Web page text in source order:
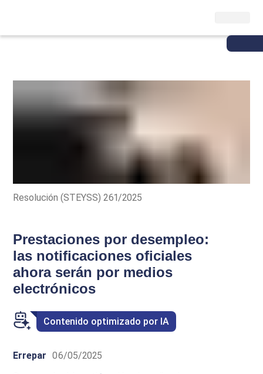
Resolución (STEYSS) 261/2025
Prestaciones por desempleo:
las notificaciones oficiales
ahora serán por medios
electrónicos
Contenido optimizado por IA
Errepar 06/05/2025